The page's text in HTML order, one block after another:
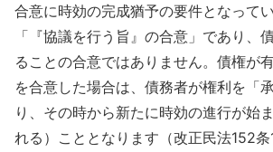
合意に時効の完成猶予の要件となって
「『協議を行う旨』の合意」であり、
ることの合意ではありません。債権が
を合意した場合は、債務者が権利を「
り、その時から新たに時効の進行が始
れる）こととなります（改正民法152条1